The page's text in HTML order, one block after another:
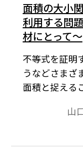
面積の大小
利用する問
材にとって～
不等式を証明
うなどさまざ
面積と捉える
視覚的に明
も説得力があ
山